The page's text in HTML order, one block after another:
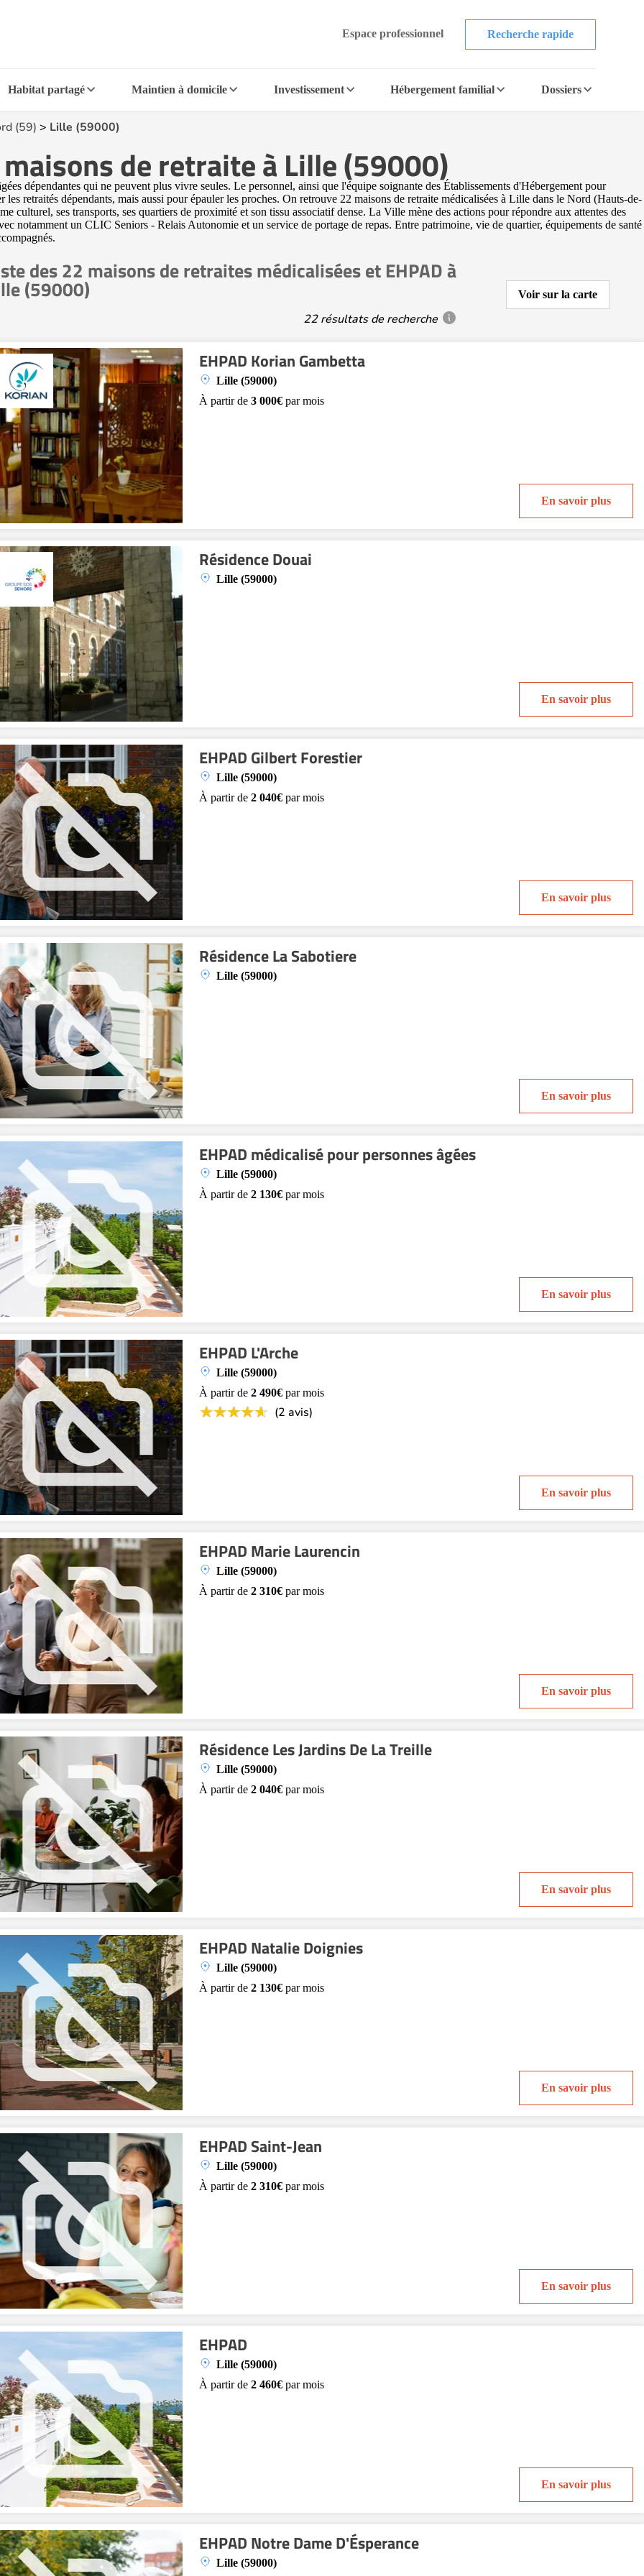
Espace professionnel Recherche rapide
Habitat partagé Maintien à domicile Investissement Hébergement familial Dossiers
(59) > Lille (59000)
maisons de retraite à Lille (59000)
dépendantes qui ne peuvent plus vivre seules. Le personnel, ainsi que l'équipe soignante des Établissements d'Hébergement pour
retraités dépendants, mais aussi pour épauler les proches. On retrouve 22 maisons de retraite médicalisées à Lille dans le Nord (Hauts-de-
culturel, ses transports, ses quartiers de proximité et son tissu associatif dense. La Ville mène des actions pour répondre aux attentes des
notamment un CLIC Seniors - Relais Autonomie et un service de portage de repas. Entre patrimoine, vie de quartier, équipements de santé
des 22 maisons de retraites médicalisées et EHPAD à
(59000)
22 résultats de recherche
Voir sur la carte
EHPAD Korian Gambetta
Lille (59000)
À partir de 3 000€ par mois
En savoir plus
Résidence Douai
Lille (59000)
En savoir plus
EHPAD Gilbert Forestier
Lille (59000)
À partir de 2 040€ par mois
En savoir plus
Résidence La Sabotiere
Lille (59000)
En savoir plus
EHPAD médicalisé pour personnes âgées
Lille (59000)
À partir de 2 130€ par mois
En savoir plus
EHPAD L'Arche
Lille (59000)
À partir de 2 490€ par mois
(2 avis)
En savoir plus
EHPAD Marie Laurencin
Lille (59000)
À partir de 2 310€ par mois
En savoir plus
Résidence Les Jardins De La Treille
Lille (59000)
À partir de 2 040€ par mois
En savoir plus
EHPAD Natalie Doignies
Lille (59000)
À partir de 2 130€ par mois
En savoir plus
EHPAD Saint-Jean
Lille (59000)
À partir de 2 310€ par mois
En savoir plus
EHPAD
Lille (59000)
À partir de 2 460€ par mois
En savoir plus
EHPAD Notre Dame D'Ésperance
Lille (59000)